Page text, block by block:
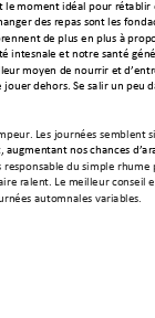
le moment idéal pour rétablir
des repas sont les
de plus en plus à prop
intestinale et notre santé gén
eur moyen de nourrir et d’entr
jouer dehors. Se salir un peu
r. Les journées semblent
augmentant nos chances
responsable du simple rhume
ralentit. Le meilleur conseil
automnales variables.